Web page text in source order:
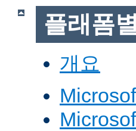
플래폼
개요